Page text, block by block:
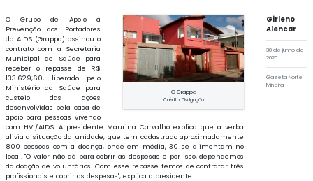
O Grappa
Crédito: Divulgação
O Grupo de Apoio à
Prevenção aos Portadores
da AIDS (Grappa) assinou o
contrato com a Secretaria
Municipal de Saúde para
receber o repasse de R$
133.629,60, liberado pelo
Ministério da Saúde para
custeio das ações
desenvolvidas pela casa de
apoio para pessoas vivendo
com HVI/AIDS. A presidente Maurina Carvalho explica que a verba
alivia a situação da unidade, que tem cadastrado aproximadamente
800 pessoas com a doença, onde em média, 30 se alimentam no
local. "O valor não dá para cobrir as despesas e por isso, dependemos
da doação de voluntários. Com esse repasse temos de contratar três
profissionais e cobrir as despesas", explica a presidente.
Girleno
Alencar
30 de junho de
2020
Gazeta Norte
Mineira